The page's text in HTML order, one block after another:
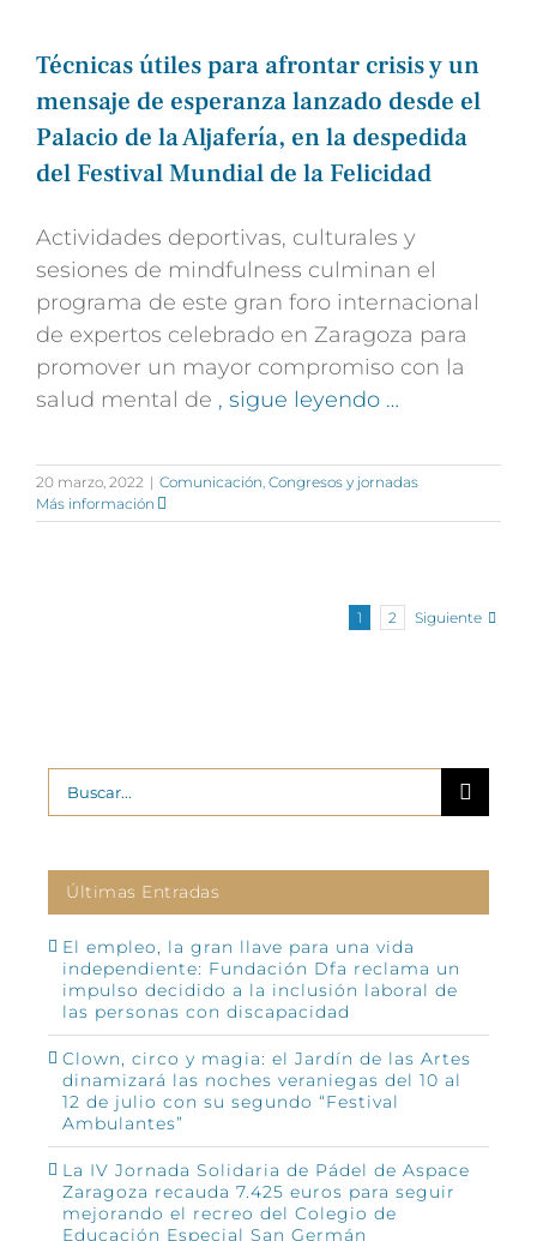
Técnicas útiles para afrontar crisis y un
mensaje de esperanza lanzado desde el
Palacio de la Aljafería, en la despedida
del Festival Mundial de la Felicidad
Actividades deportivas, culturales y
sesiones de mindfulness culminan el
programa de este gran foro internacional
de expertos celebrado en Zaragoza para
promover un mayor compromiso con la
salud mental de , sigue leyendo …
20 marzo, 2022 | Comunicación Congresos y jornadas
Más información
1 2 Siguiente
Buscar:
Últimas Entradas
El empleo, la gran llave para una vida
independiente: Fundación Dfa reclama un
impulso decidido a la inclusión laboral de
las personas con discapacidad
Clown, circo y magia: el Jardín de las Artes
dinamizará las noches veraniegas del 10 al
12 de julio con su segundo “Festival
Ambulantes”
La IV Jornada Solidaria de Pádel de Aspace
Zaragoza recauda 7.425 euros para seguir
mejorando el recreo del Colegio de
Educación Especial San Germán